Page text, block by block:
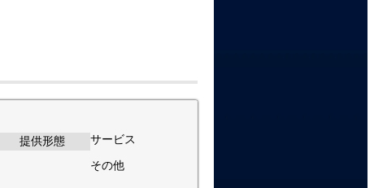
提供形態 サービス
その他